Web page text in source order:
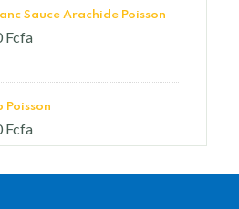
Sauce Arachide Poisson
Fcfa
Poisson
Fcfa